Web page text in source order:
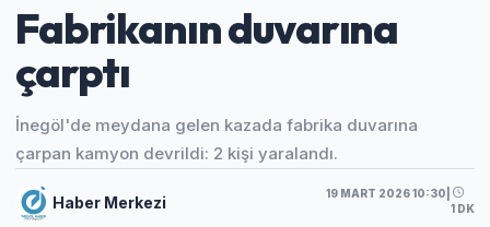
Fabrikanın duvarına
çarptı
İnegöl'de meydana gelen kazada fabrika duvarına
çarpan kamyon devrildi: 2 kişi yaralandı.
Haber Merkezi 19 MART 2026 10:30
1 DK